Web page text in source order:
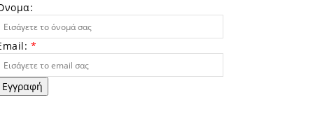
*
Εγγραφή